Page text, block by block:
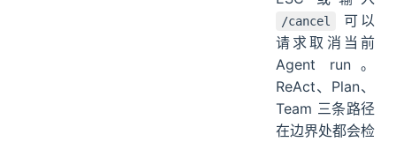
/cancel
可以
请求取消当前
Agent run。
ReAct、Plan、
Team 三条路径
在边界处都会检